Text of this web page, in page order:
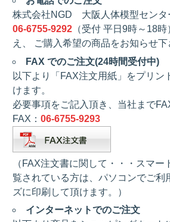
株式会社NGD 大阪人体模型センタ
06-6755-9292 （受付 平日9時～18
え、 ご購入希望の商品をお知らせ下
FAX でのご注文(24時間受付中)
以下より「FAX注文用紙」をプリン
けます。
必要事項をご記入頂き、当社まで
FAX：06-6755-9293
（FAX注文書に関して・・・スマー
覧されている方は、パソコンでご利
ズに印刷して頂けます。）
インターネットでのご注文